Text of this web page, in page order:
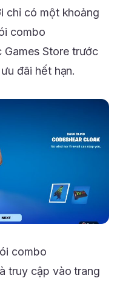
chỉ có một khoảng
combo
Store trước
đãi hết hạn.
combo
truy cập vào trang